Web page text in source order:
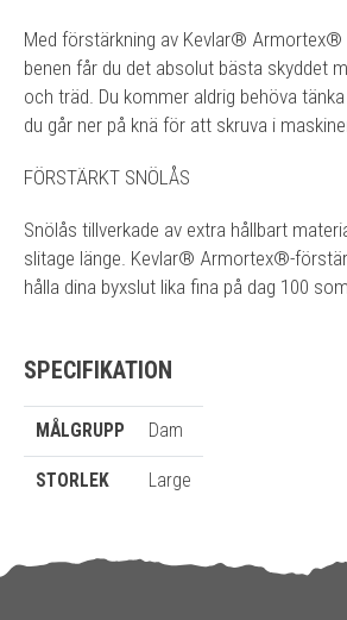
Med förstärkning av Kevlar® Armortex®
benen får du det absolut bästa skyddet
och träd. Du kommer aldrig behöva
du går ner på knä för att skruva i
FÖRSTÄRKT SNÖLÅS
Snölås tillverkade av extra hållbart
slitage länge. Kevlar® Armortex®-
hålla dina byxslut lika fina på dag 100
SPECIFIKATION
MÅLGRUPP Dam
STORLEK Large